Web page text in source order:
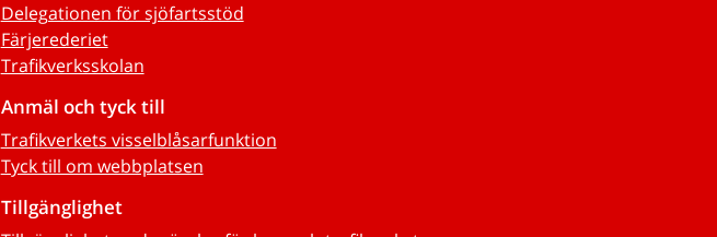
Delegationen för sjöfartsstöd
Färjerederiet
Trafikverksskolan
Anmäl och tyck till
Trafikverkets visselblåsarfunktion
Tyck till om webbplatsen
Tillgänglighet